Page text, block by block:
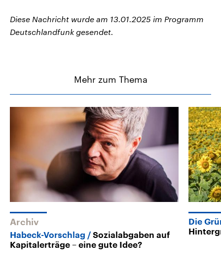
Diese Nachricht wurde am 13.01.2025 im Programm
Deutschlandfunk gesendet.
Mehr zum Thema
Archiv
Habeck-Vorschlag
Sozialabgaben auf
Kapitalerträge – eine gute Idee?
Die